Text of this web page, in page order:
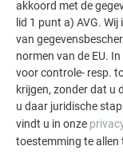
akkoord met de
lid 1 punt a) AVG.
van
normen van de EU.
voor controle- resp.
krijgen, zonder dat u
u daar juridische
vindt u in onze
toestemming te allen